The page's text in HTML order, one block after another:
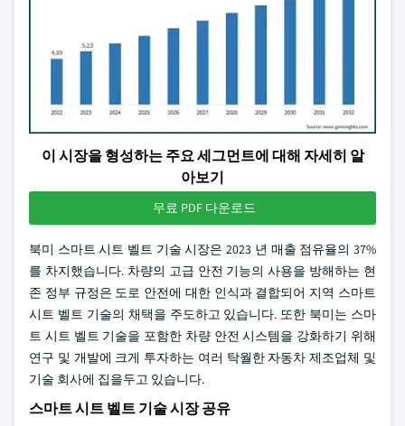
이 시장을 형성하는 주요 세그먼트에 대해 자세히 알
아보기
무료 PDF 다운로드
북미 스마트 시트 벨트 기술 시장은 2023 년 매출 점유율의 37%
를 차지했습니다. 차량의 고급 안전 기능의 사용을 방해하는 현
존 정부 규정은 도로 안전에 대한 인식과 결합되어 지역 스마트
시트 벨트 기술의 채택을 주도하고 있습니다. 또한 북미는 스마
트 시트 벨트 기술을 포함한 차량 안전 시스템을 강화하기 위해
연구 및 개발에 크게 투자하는 여러 탁월한 자동차 제조업체 및
기술 회사에 집을두고 있습니다.
스마트 시트 벨트 기술 시장 공유